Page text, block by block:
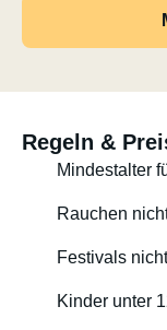
Geschirr, Topf,
Nespresso
- So ziemlich
Regeln &
Mindestalter
Rauchen
Festivals
Kinder unter